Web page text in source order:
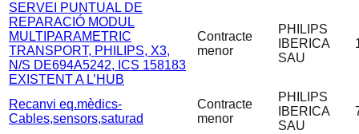
SERVEI PUNTUAL DE
REPARACIÓ MODUL
MULTIPARAMETRIC
TRANSPORT, PHILIPS, X3,
N/S DE694A5242, ICS 158183
EXISTENT A L’HUB
Contracte
menor
PHILIPS
IBERICA
SAU
Recanvi eq.mèdics-
Cables,sensors,saturad
Contracte
menor
PHILIPS
IBERICA
SAU